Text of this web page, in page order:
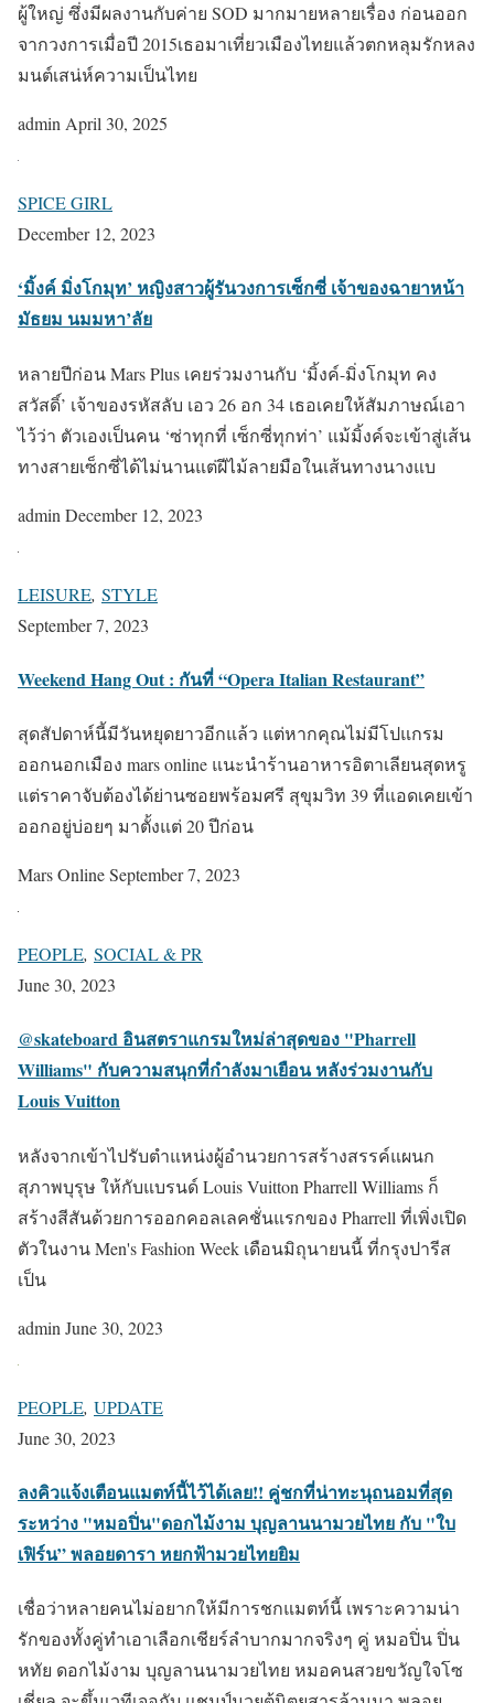
ผู้ใหญ่ ซึ่งมีผลงานกับค่าย SOD มากมายหลายเรื่อง ก่อนออก
จากวงการเมื่อปี 2015เธอมาเที่ยวเมืองไทยแล้วตกหลุมรักหลง
มนต์เสน่ห์ความเป็นไทย
admin April 30, 2025
SPICE GIRL
December 12, 2023
‘มิ้งค์ มิ่งโกมุท’ หญิงสาวผู้รันวงการเซ็กซี่ เจ้าของฉายาหน้า
มัธยม นมมหา’ลัย
หลายปีก่อน Mars Plus เคยร่วมงานกับ ‘มิ้งค์-มิ่งโกมุท คง
สวัสดิ์’ เจ้าของรหัสลับ เอว 26 อก 34 เธอเคยให้สัมภาษณ์เอา
ไว้ว่า ตัวเองเป็นคน ‘ซ่าทุกที่ เซ็กซี่ทุกท่า’ แม้มิ้งค์จะเข้าสู่เส้น
ทางสายเซ็กซี่ได้ไม่นานแต่ฝีไม้ลายมือในเส้นทางนางแบ
admin December 12, 2023
LEISURE, STYLE
September 7, 2023
Weekend Hang Out : กันที่ “Opera Italian Restaurant”
สุดสัปดาห์นี้มีวันหยุดยาวอีกแล้ว แต่หากคุณไม่มีโปแกรม
ออกนอกเมือง mars online แนะนำร้านอาหารอิตาเลียนสุดหรู
แต่ราคาจับต้องได้ย่านซอยพร้อมศรี สุขุมวิท 39 ที่แอดเคยเข้า
ออกอยู่บ่อยๆ มาตั้งแต่ 20 ปีก่อน
Mars OnlineSeptember 7, 2023
PEOPLE, SOCIAL & PR
June 30, 2023
@skateboard อินสตราแกรมใหม่ล่าสุดของ "Pharrell
Williams" กับความสนุกที่กำลังมาเยือน หลังร่วมงานกับ
Louis Vuitton
หลังจากเข้าไปรับตำแหน่งผู้อำนวยการสร้างสรรค์แผนก
สุภาพบุรุษ ให้กับแบรนด์ Louis Vuitton Pharrell Williams ก็
สร้างสีสันด้วยการออกคอลเลคชั่นแรกของ Pharrell ที่เพิ่งเปิด
ตัวในงาน Men's Fashion Week เดือนมิถุนายนนี้ ที่กรุงปารีส
เป็น
admin June 30, 2023
PEOPLE, UPDATE
June 30, 2023
ลงคิวแจ้งเตือนแมตท์นี้ไว้ได้เลย!! คู่ชกที่น่าทะนุถนอมที่สุด
ระหว่าง "หมอปิ่น"ดอกไม้งาม บุญลานนามวยไทย กับ "ใบ
เฟิร์น” พลอยดารา หยกฟ้ามวยไทยยิม
เชื่อว่าหลายคนไม่อยากให้มีการชกแมตท์นี้ เพราะความน่า
รักของทั้งคู่ทำเอาเลือกเชียร์ลำบากมากจริงๆ คู่ หมอปิ่น ปิ่น
หทัย ดอกไม้งาม บุญลานนามวยไทย หมอคนสวยขวัญใจโซ